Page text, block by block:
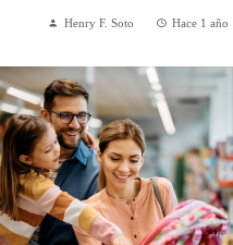
Henry F. Soto Hace 1 año